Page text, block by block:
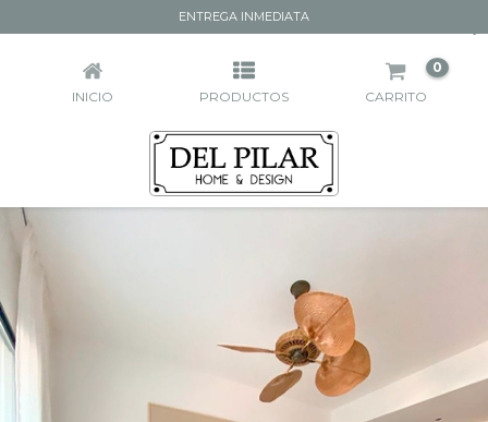
ENTREGA INMEDIATA
INICIO PRODUCTOS CARRITO
0